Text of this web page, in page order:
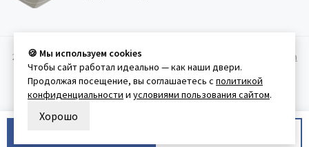
2011-2026 © Дверцов. Карта сайта
Политика
конфеденциальности Условия использования сайта
🍪 Мы используем cookies
Чтобы сайт работал идеально — как наши двери.
Продолжая посещение, вы соглашаетесь с политикой
конфиденциальности и условиями пользования сайтом.
Хорошо